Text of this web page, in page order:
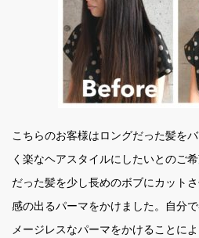
こちらのお客様はロングだった髪を
く楽なヘアスタイルにしたいとのご
だった髪を少し長めのボブにカット
感の出るパーマをかけました。自分
メージレスなパーマをかけることに